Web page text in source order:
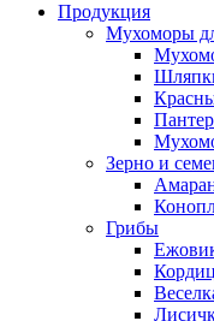
Продукция
Мухоморы
Зерно и
Грибы